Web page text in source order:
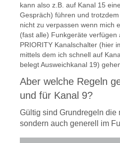
kann also z.B. auf Kanal 15
Gespräch) führen und
nicht zu verpassen wenn mich
(fast alle) Funkgeräte
PRIORITY Kanalschalter (hier
mittels dem ich schnell auf
belegt Ausweichkanal 19)
Aber welche Regeln
und für Kanal 9?
Gültig sind Grundregeln die
sondern auch generell im